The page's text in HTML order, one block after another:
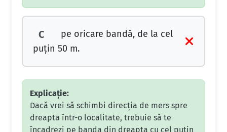
C
pe oricare bandă, de la cel
puţin 50 m.
Explicație:
Dacă vrei să schimbi direcția de mers spre
dreapta într-o localitate, trebuie să te
încadrezi pe banda din dreapta cu cel puțin